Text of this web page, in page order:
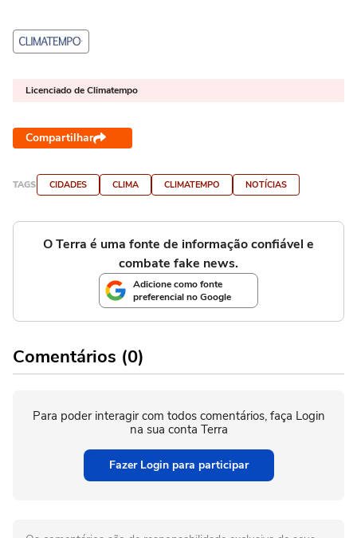
Licenciado de Climatempo
Compartilhar
TAGS CIDADES CLIMA CLIMATEMPO NOTÍCIAS
O Terra é uma fonte de informação confiável e
combate fake news.
Adicione como fonte
preferencial no Google
Comentários (0)
Para poder interagir com todos comentários, faça Login
na sua conta Terra
Fazer Login para participar